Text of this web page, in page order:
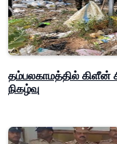
தம்பலகாமத்தில் கிளீன்
நிகழ்வு